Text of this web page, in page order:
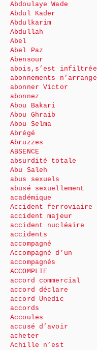
Abdoulaye Wade
Abdul Kader
Abdulkarim
Abdullah
Abel
Abel Paz
Abensour
abois,s’est infiltrée
abonnements n’arrange
abonner Victor
abonnez
Abou Bakari
Abou Ghraib
Abou Selma
Abrégé
Abruzzes
ABSENCE
absurdité totale
Abu Saleh
abus sexuels
abusé sexuellement
académique
Accident ferroviaire
accident majeur
accident nucléaire
accidents
accompagné
Accompagné d’un
accompagnés
ACCOMPLIE
accord commercial
accord déclare
accord Unedic
accords
Accoules
accusé d’avoir
acheter
Achille n’est